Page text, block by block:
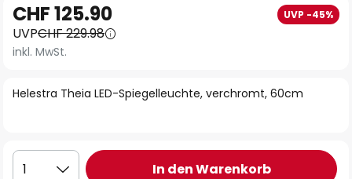
Anfang
der
Bildgalerie
Helestra Theia LED-Spiegelleuchte, verchromt, 60cm
CHF 125.90 UVP -45%
UVPCHF 229.98
inkl. MwSt.
1 In den Warenkorb